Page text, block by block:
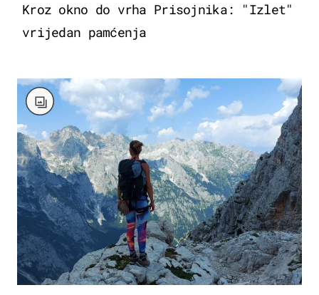
Kroz okno do vrha Prisojnika: "Izlet"
vrijedan pamćenja